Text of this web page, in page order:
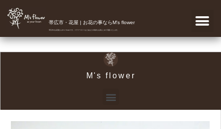
帯広市・花屋 | お花の事ならM's flower
帯広市のお花屋さんM's flowerです。フラワーギフトなどあなたの気持ちを真心こめて宅配いたします。
M's flower